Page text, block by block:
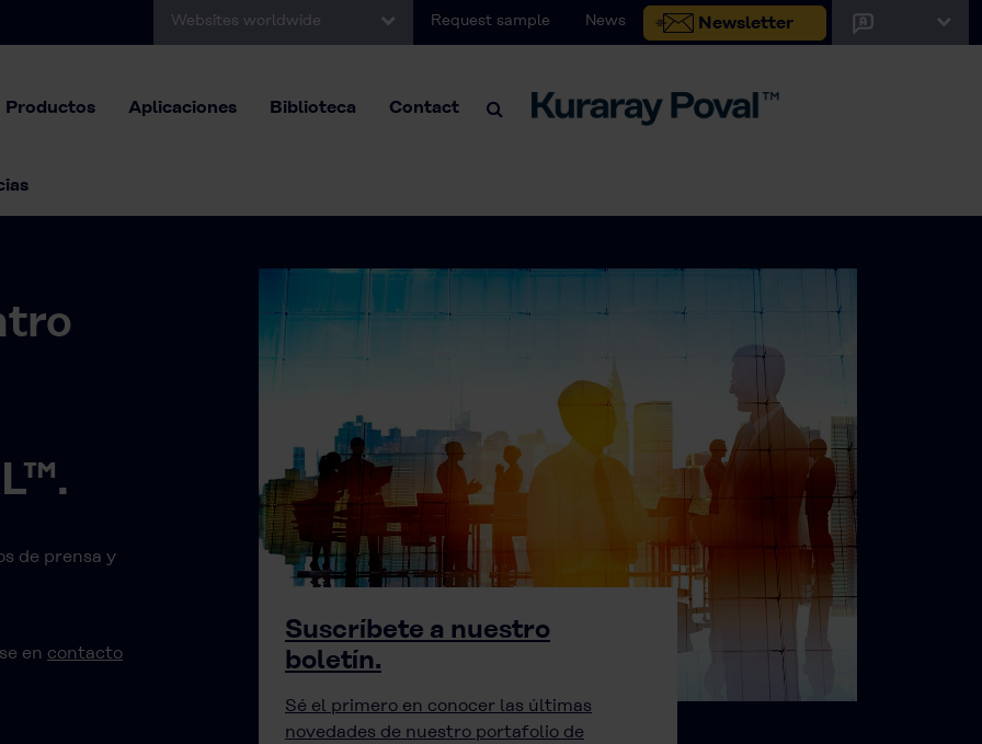
Websites worldwide Request sample News Newsletter
Productos Aplicaciones Biblioteca Contact
de prensa y
en contacto
Suscríbete a nuestro
boletín.
Sé el primero en conocer las últimas
novedades de nuestro portafolio de